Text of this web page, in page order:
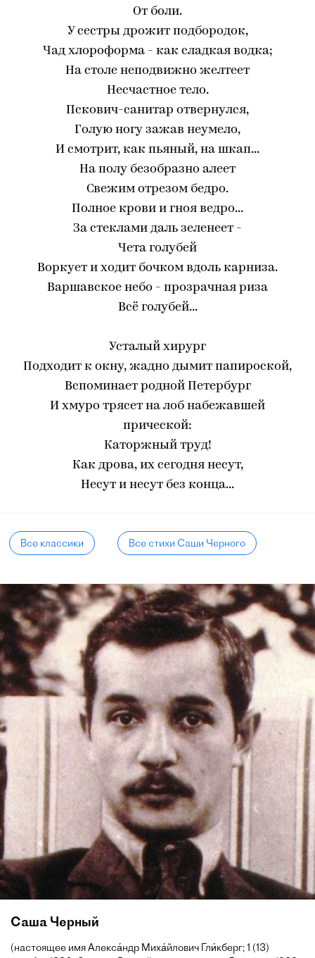
От боли.
У сестры дрожит подбородок,
Чад хлороформа - как сладкая водка;
На столе неподвижно желтеет
Несчастное тело.
Пскович-санитар отвернулся,
Голую ногу зажав неумело,
И смотрит, как пьяный, на шкап...
На полу безобразно алеет
Свежим отрезом бедро.
Полное крови и гноя ведро...
За стеклами даль зеленеет -
Чета голубей
Воркует и ходит бочком вдоль карниза.
Варшавское небо - прозрачная риза
Всё голубей...
Усталый хирург
Подходит к окну, жадно дымит папироской,
Вспоминает родной Петербург
И хмуро трясет на лоб набежавшей
прической:
Каторжный труд!
Как дрова, их сегодня несут,
Несут и несут без конца...
Все классики Все стихи Саши Черного
Саша Черный
(настоящее имя Алекса́ндр Миха́йлович Гли́кберг; 1 (13)